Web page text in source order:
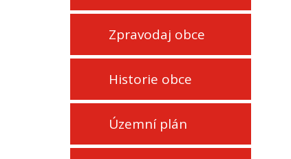
Zpravodaj obce
Historie obce
Územní plán